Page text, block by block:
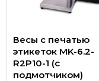
Весы с печатью
этикеток MK-6.2-
R2P10-1 (с
подмотчиком)